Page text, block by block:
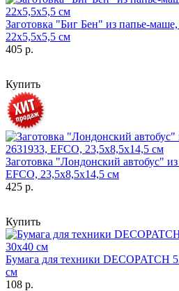
Заготовка "Биг Бен" из папье-
22х5,5х5,5 см
405 р.
Купить
Заготовка "Лондонский автобус"
EFCO, 23,5х8,5х14,5 см
425 р.
Купить
Бумага для техники DECOPATCH
см
108 р.